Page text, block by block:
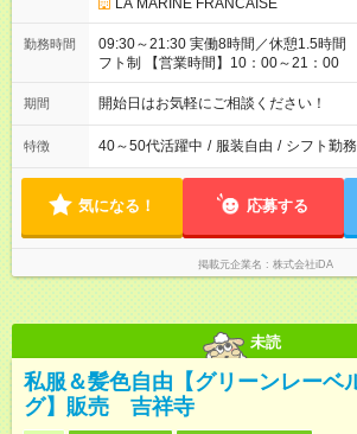
LA MARINE FRANCAISE
勤務時間
09:30～21:30 実働8時間／休憩1.5時間 営業時間に合わせたシ
フト制 【営業時間】10：00～21：00
期間 開始日はお気軽にご相談ください！
特徴 40～50代活躍中 / 服装自由 / シフト勤務
気になる！ 応募する
掲載元企業名 株式会社iDA
未読
私服＆髪色自由【グリーンレーベ
グ】販売 吉祥寺